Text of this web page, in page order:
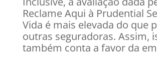
Reclame Aqui à Prudential
Vida é mais elevada do que
outras seguradoras. Assim,
também conta a favor da